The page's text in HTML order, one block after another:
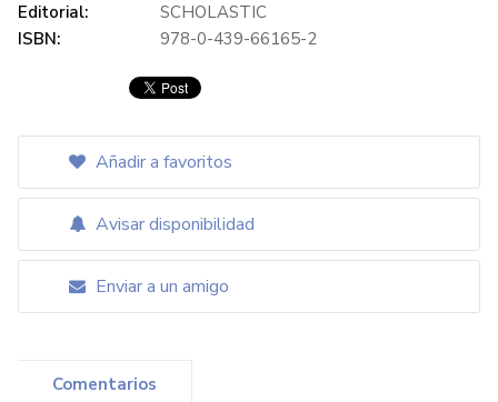
Editorial:
SCHOLASTIC
ISBN:
978-0-439-66165-2
Añadir a favoritos
Avisar disponibilidad
Enviar a un amigo
Comentarios